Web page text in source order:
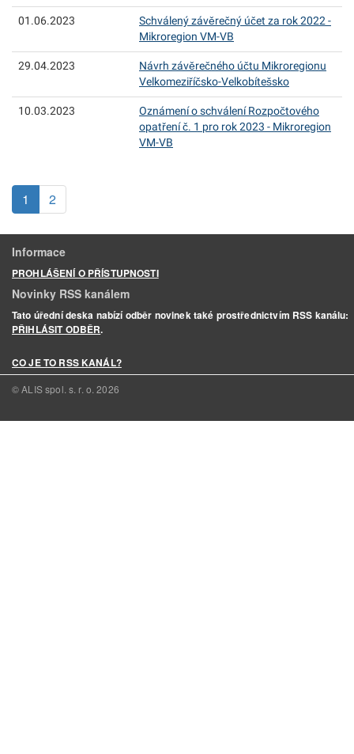
01.06.2023
Schválený závěrečný účet za rok 2022 -
Mikroregion VM-VB
29.04.2023
Návrh závěrečného účtu Mikroregionu
Velkomeziříčsko-Velkobítešsko
10.03.2023
Oznámení o schválení Rozpočtového
opatření č. 1 pro rok 2023 - Mikroregion
VM-VB
1 (aktuální)
2
Informace
PROHLÁŠENÍ O PŘÍSTUPNOSTI
Novinky RSS kanálem
Tato úřední deska nabízí odběr novinek také prostřednictvím RSS kanálu:
PŘIHLÁSIT ODBĚR.
CO JE TO RSS KANÁL?
© ALIS spol. s. r. o.2026